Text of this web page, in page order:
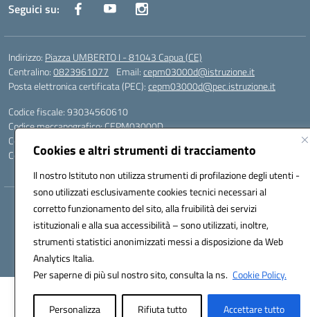
Cookies e altri strumenti di tracciamento
Il nostro Istituto non utilizza strumenti di profilazione degli utenti -
sono utilizzati esclusivamente cookies tecnici necessari al
corretto funzionamento del sito, alla fruibilità dei servizi
istituzionali e alla sua accessibilità – sono utilizzati, inoltre,
strumenti statistici anonimizzati messi a disposizione da Web
Analytics Italia.
Per saperne di più sul nostro sito, consulta la ns. Cookie Policy.
Personalizza Rifiuta tutto Accettare tutto
Seguici su:
Indirizzo: Piazza UMBERTO I - 81043 Capua (CE)
Centralino:0823961077 Email:cepm03000d@istruzione.it
Posta elettronica certificata (PEC):cepm03000d@pec.istruzione.it
Codice fiscale: 93034560610
Codice meccanografico:CEPM03000D
Codice Indice delle Pubbliche Amministrazioni (IPA): istsc_cepm03000d
Codice unico di fatturazione (CUF): UF7IYN
Hosting & Powered by 3D Solution S.r.l.
Concept & Design by Designers Italia